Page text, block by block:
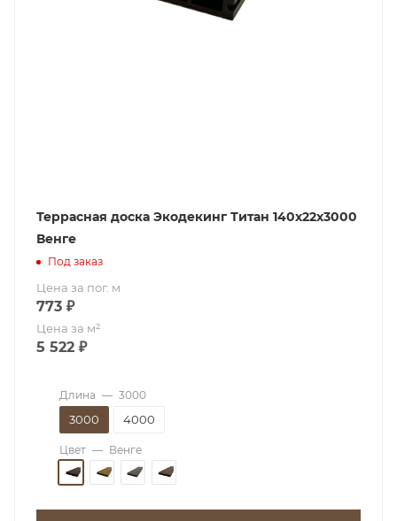
Террасная доска Экодекинг Титан 140х22х3000
Венге
Под заказ
Цена за пог. м
773 ₽
Цена за м²
5 522 ₽
Длина — 3000
3000 4000
Цвет — Венге